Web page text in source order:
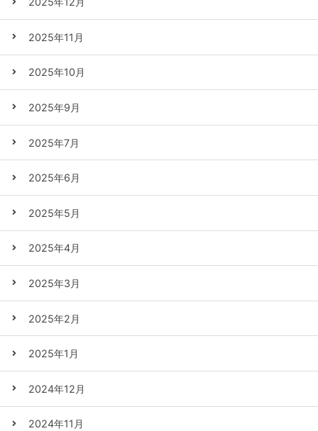
2025年11月
2025年10月
2025年9月
2025年7月
2025年6月
2025年5月
2025年4月
2025年3月
2025年2月
2025年1月
2024年12月
2024年11月